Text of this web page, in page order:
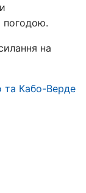
погодою.
на
та Кабо-Верде